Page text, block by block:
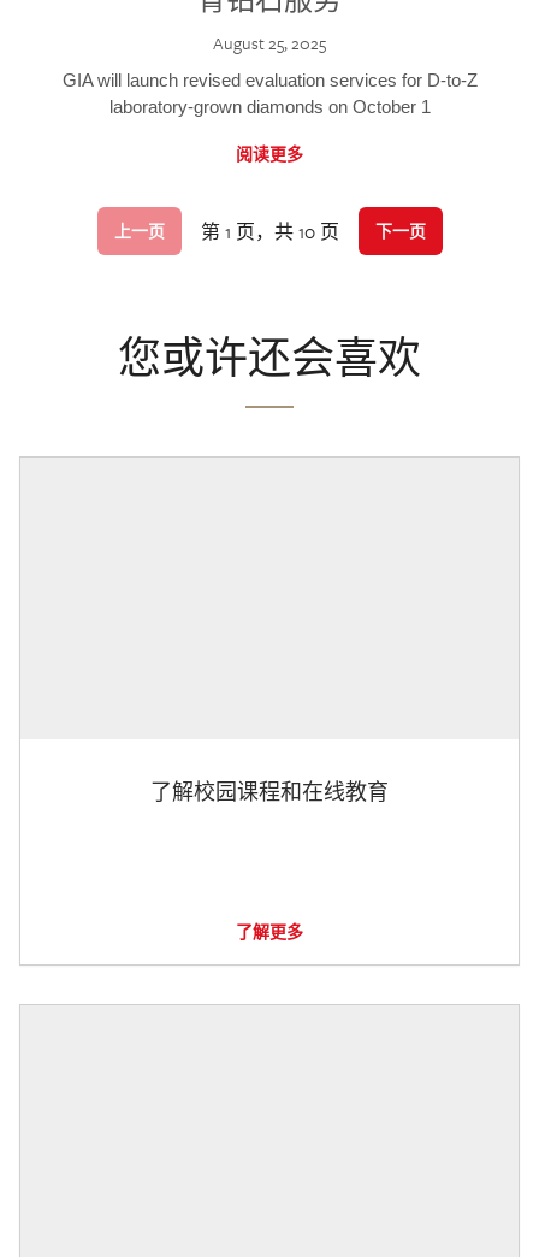
August 25, 2025
GIA will launch revised evaluation services for D-to-Z
laboratory-grown diamonds on October 1
阅读更多
上一页 第 1 页，共 10 页 下一页
您或许还会喜欢
了解校园课程和在线教育
了解更多